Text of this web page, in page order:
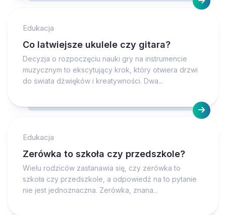
Edukacja
Co latwiejsze ukulele czy gitara?
Decyzja o rozpoczęciu nauki gry na instrumencie
muzycznym to ekscytujący krok, który otwiera drzwi
do świata dźwięków i kreatywności. Dwa...
Edukacja
Zerówka to szkoła czy przedszkole?
Wielu rodziców zastanawia się, czy zerówka to
szkoła czy przedszkole, a odpowiedź na to pytanie
nie jest jednoznaczna. Zerówka, znana...